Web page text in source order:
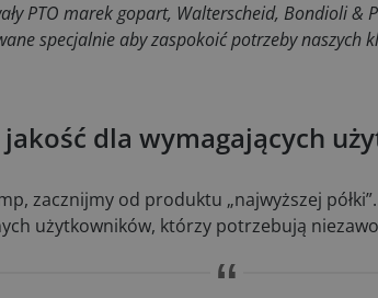
PTO marek gopart, Walterscheid, Bondioli &
specjalnie aby zaspokoić potrzeby naszych
dla wymagających
zacznijmy od produktu „najwyższej
użytkowników, którzy potrzebują